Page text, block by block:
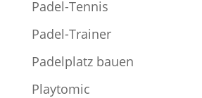
Padel-Tennis
Padel-Trainer
Padelplatz bauen
Playtomic